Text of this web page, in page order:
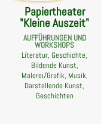
Papiertheater
"Kleine Auszeit"
AUFFÜHRUNGEN UND
WORKSHOPS
Literatur, Geschichte,
Bildende Kunst,
Malerei/Grafik, Musik,
Darstellende Kunst,
Geschichten